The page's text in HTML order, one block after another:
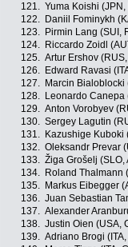
121. Yuma Koishi
122.
Daniil Fominykh
123.
Pirmin Lang (SUI,
124.
Riccardo Zoidl
125. Artur Ershov
126.
Edward Ravasi
127.
Marcin
128.
Leonardo Canepa
129. Anton Vorobyev
130. Sergey Lagutin
131.
Kazushige Kuboki
132. Oleksandr Prevar
133. Žiga Grošelj (SLO,
134.
Roland Thalmann
135.
Markus Eibegger
136. Juan Sebastian
137. Alexander
138. Justin Oien (USA,
139. Adriano Brogi